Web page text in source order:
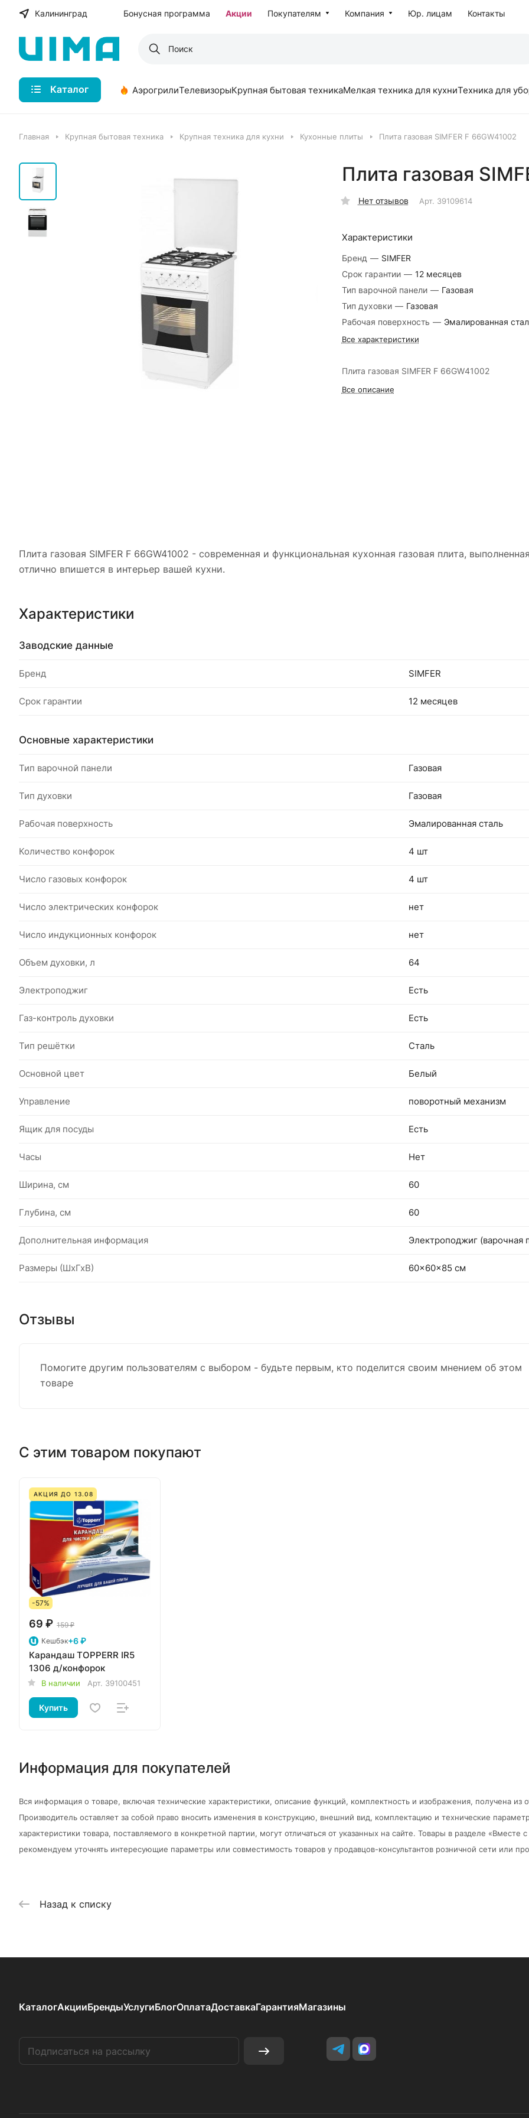
Калининград Бонусная программа Акции Покупателям Компания Юр. лицам Контакты
Каталог АэрогрилиТелевизорыКрупная бытовая техникаМелкая техника для кухниТехника для
Главная Крупная бытовая техника Крупная техника для кухни Кухонные плиты Плита газовая SIMFER F 66GW41002
Плита газовая
Нет отзывов Арт. 39109614
Характеристики
Бренд — SIMFER
Срок гарантии — 12 месяцев
Тип варочной панели — Газовая
Тип духовки — Газовая
Рабочая поверхность — Эмалированная
Все характеристики
Плита газовая SIMFER F 66GW41002
Все описание
Плита газовая SIMFER F 66GW41002 - современная и функциональная кухонная газовая плита,
отлично впишется в интерьер вашей кухни.
Характеристики
Заводские данные
Бренд SIMFER
Срок гарантии 12 месяцев
Основные характеристики
Тип варочной панели Газовая
Тип духовки Газовая
Рабочая поверхность Эмалированная сталь
Количество конфорок 4 шт
Число газовых конфорок 4 шт
Число электрических конфорок нет
Число индукционных конфорок нет
Объем духовки, л 64
Электроподжиг Есть
Газ-контроль духовки Есть
Тип решётки Сталь
Основной цвет Белый
Управление поворотный механизм
Ящик для посуды Есть
Часы Нет
Ширина, см 60
Глубина, см 60
Дополнительная информация Электроподжиг (варочная
Размеры (ШхГхВ) 60x60x85 см
Отзывы
Помогите другим пользователям с выбором - будьте первым, кто поделится своим мнением об этом
товаре
С этим товаром покупают
АКЦИЯ ДО 13.08
-57%
69 ₽ 159 ₽
Кешбэк+6 ₽
Карандаш TOPPERR IR5
1306 д/конфорок
В наличии Арт. 39100451
Купить
Информация для покупателей
Вся информация о товаре, включая технические характеристики, описание функций, комплектность и изображения, получена из
Производитель оставляет за собой право вносить изменения в конструкцию, внешний вид, комплектацию и технические
характеристики товара, поставляемого в конкретной партии, могут отличаться от указанных на сайте. Товары в разделе
рекомендуем уточнять интересующие параметры или совместимость товаров у продавцов-консультантов розничной сети или
Назад к списку
КаталогАкцииБрендыУслугиБлогОплатаДоставкаГарантияМагазины